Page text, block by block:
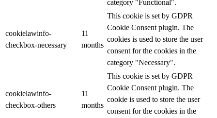
category "Functional".
cookielawinfo-
checkbox-necessary
11
months
This cookie is set by GDPR
Cookie Consent plugin. The
cookies is used to store the user
consent for the cookies in the
category "Necessary".
cookielawinfo-
checkbox-others
11
months
This cookie is set by GDPR
Cookie Consent plugin. The
cookie is used to store the user
consent for the cookies in the